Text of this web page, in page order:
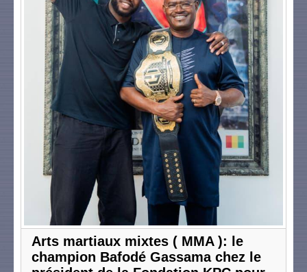
Arts martiaux mixtes ( MMA ): le
champion Bafodé Gassama chez le